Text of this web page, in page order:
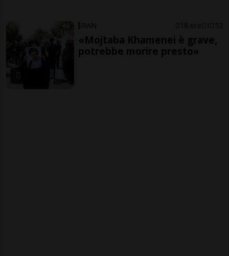
IRAN 18 ore 1 52
«Mojtaba Khamenei è grave,
potrebbe morire presto»